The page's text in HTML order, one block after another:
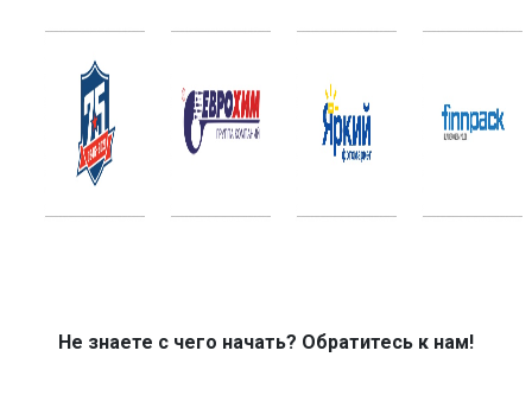
Не знаете с чего начать? Обратитесь к нам!